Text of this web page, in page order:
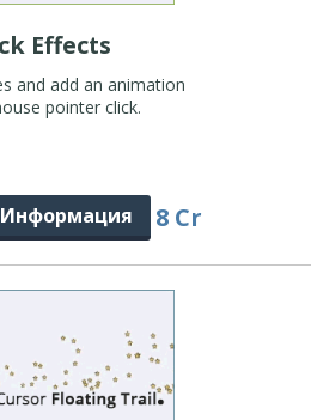
Effects
and add an animation
pointer click.
Информация 8 Cr